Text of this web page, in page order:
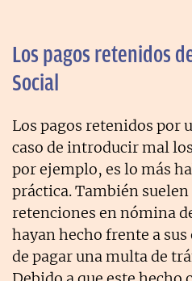
Los pagos retenidos
Social
Los pagos retenidos por
caso de introducir mal
por ejemplo, es lo más
práctica. También
retenciones en nómina
hayan hecho frente a
de pagar una multa de